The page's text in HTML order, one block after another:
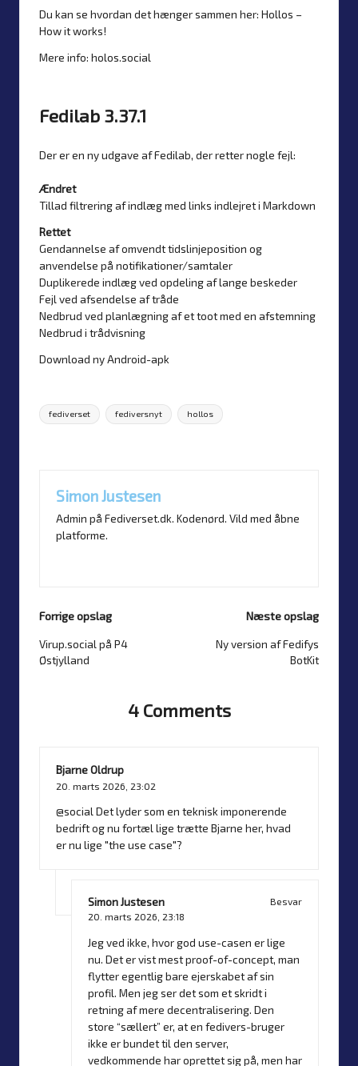
Du kan se hvordan det hænger sammen her: Hollos –
How it works!
Mere info: holos.social
Fedilab 3.37.1
Der er en ny udgave af Fedilab, der retter nogle fejl:
Ændret
Tillad filtrering af indlæg med links indlejret i Markdown
Rettet
Gendannelse af omvendt tidslinjeposition og
anvendelse på notifikationer/samtaler
Duplikerede indlæg ved opdeling af lange beskeder
Fejl ved afsendelse af tråde
Nedbrud ved planlægning af et toot med en afstemning
Nedbrud i trådvisning
Download ny Android-apk
Tags:
fediverset fediversnyt hollos
Simon Justesen
Admin på Fediverset.dk. Kodenørd. Vild med åbne
platforme.
Post
Forrige opslag
Virup.social på P4
Østjylland
Næste opslag
Ny version af Fedifys
BotKit
4 Comments
Bjarne Oldrup
20. marts 2026, 23:02
@social Det lyder som en teknisk imponerende
bedrift og nu fortæl lige trætte Bjarne her, hvad
er nu lige "the use case"?
Simon Justesen
Besvar
20. marts 2026, 23:18
Jeg ved ikke, hvor god use-casen er lige
nu. Det er vist mest proof-of-concept, man
flytter egentlig bare ejerskabet af sin
profil. Men jeg ser det som et skridt i
retning af mere decentralisering. Den
store “sællert” er, at en fedivers-bruger
ikke er bundet til den server,
vedkommende har oprettet sig på, men har